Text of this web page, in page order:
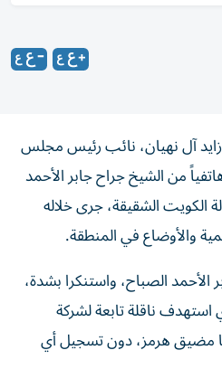
آل نهيان، نائب رئيس مجلس
هاتفياً من الشيخ جراح جابر الأحمد
الكويت الشقيقة، جرى خلاله
والأوضاع في المنطقة.
الصباح، واستنكرا بشدة،
استهدف ناقلة تابعة لشركة
مضيق هرمز، دون تسجيل أي